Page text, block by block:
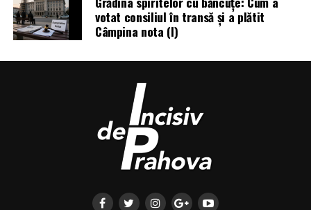
votat consiliul în transă și a plătit
Câmpina nota (I)